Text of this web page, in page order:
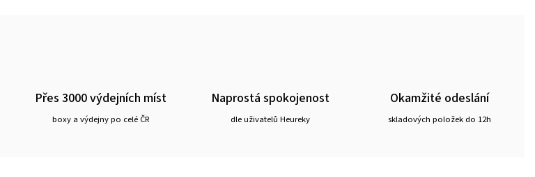
Přes 3000 výdejních míst
boxy a výdejny po celé ČR
Naprostá spokojenost
dle uživatelů Heureky
Okamžité odeslání
skladových položek do 12h